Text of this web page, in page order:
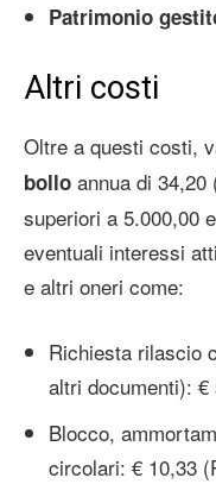
Patrimonio
Altri costi
Oltre a questi costi,
bollo annua di
superiori a 5.000,00
eventuali interessi
e altri oneri come:
Richiesta rilascio
altri documenti):
Blocco,
circolari: € 10,33